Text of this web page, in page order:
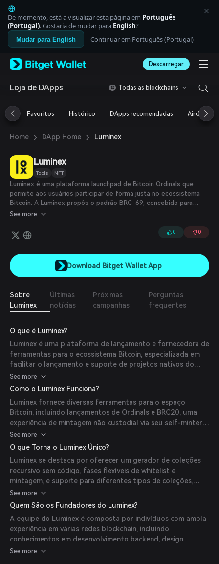
English
日本語
Tiếng Việt
Русский
Español (Latinoamérica)
Italiano
Deutsch
繁體中文
Português (Portugal)
ภาษาไทย
العربية
हिन्दी
Español
Português (Brasil)
Español (Argentina)
De momento, está a visualizar esta página em Português
(Portugal). Gostaria de mudar para English?
Mudar para English Continuar em Português (Portugal)
Descarregar
Loja de DApps Todas as blockchains
Favoritos Histórico DApps recomendadas Airdrop
Home › DApp Home › Luminex
Luminex
Tools NFT
Luminex é uma plataforma launchpad de Bitcoin Ordinals que
permite aos usuários participar de forma justa no ecossistema
Bitcoin. A Luminex propôs o padrão BRC-69, concebido para
simplificar a criação de coleções Recursivas Ordinals, reduzindo
on-chain.
See more
0 0
Download Bitget Wallet App
Sobre
Luminex
Últimas
notícias
Próximas
campanhas
Perguntas
frequentes
O que é Luminex?
Luminex é uma plataforma de lançamento e fornecedora de
ferramentas para o ecossistema Bitcoin, especializada em
facilitar o lançamento e suporte de projetos nativos do
Bitcoin, como Ordinals, tokens BRC-20, Runes e DMT
(Tecnologia de Mintagem Descentralizada). A plataforma
que criadores e colecionadores possam se envolver com
ativos digitais baseados em Bitcoin.
See more
Como o Luminex Funciona?
Luminex fornece diversas ferramentas para o espaço
Bitcoin, incluindo lançamentos de Ordinals e BRC20, uma
experiência de mintagem não custodial via seu self-minter e
bots no Discord que monitoram implementações DMT.
Também oferece um Open Launchpad, uma plataforma
permissionless projetada para criadores, artistas e
entusiastas lançarem suas próprias coleções de Ordinals no
Bitcoin.
See more
O que Torna o Luminex Único?
Luminex se destaca por oferecer um gerador de coleções
recursivo sem código, fases flexíveis de whitelist e
mintagem, e suporte para diferentes tipos de coleções,
como Recursivas, Estáticas e Edições. Sua implementação
do padrão BRC69 otimiza os custos de mintagem de NFTs
90% de otimização do espaço em bloco.
See more
Quem São os Fundadores do Luminex?
A equipe do Luminex é composta por indivíduos com ampla
experiência em várias redes blockchain, incluindo
conhecimentos em desenvolvimento backend, design
frontend, marketing e desenvolvimento de negócios. Essa
See more